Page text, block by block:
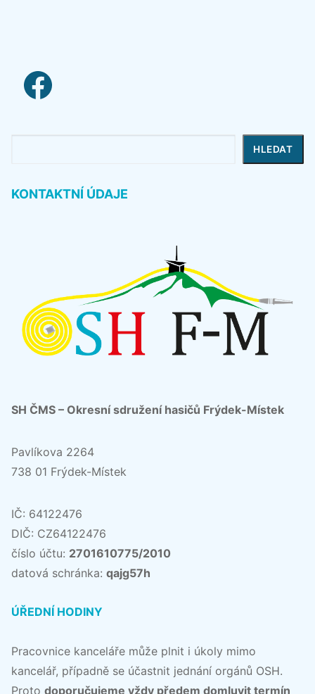
facebook link
HLEDAT
KONTAKTNÍ ÚDAJE
SH ČMS – Okresní sdružení hasičů Frýdek-Místek
Pavlíkova 2264
738 01 Frýdek-Místek
IČ: 64122476
DIČ: CZ64122476
číslo účtu: 2701610775/2010
datová schránka: qajg57h
ÚŘEDNÍ HODINY
Pracovnice kanceláře může plnit i úkoly mimo
kancelář, případně se účastnit jednání orgánů OSH.
Proto doporučujeme vždy předem domluvit termín